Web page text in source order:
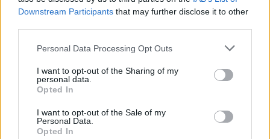
Downstream Participants that may further disclose it to other
Personal Data Processing Opt Outs
I want to opt-out of the Sharing of my
personal data.
Opted In
I want to opt-out of the Sale of my
Personal Data.
Opted In
Pripravte vašu pokožku
na sychravé dni
Starostlivosť o pleť v
HODNOTENIE OBCHODU